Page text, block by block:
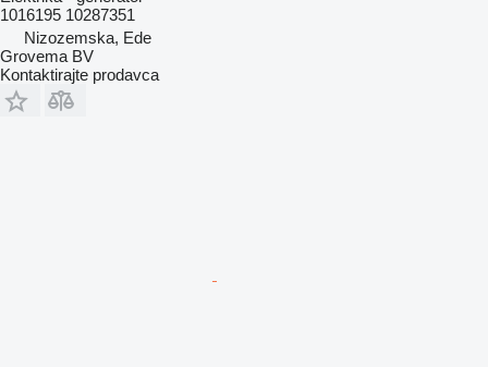
1016195 10287351
Nizozemska, Ede
Grovema BV
Kontaktirajte prodavca